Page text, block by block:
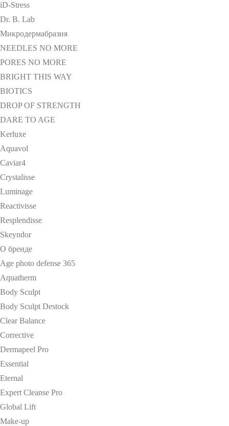
iD-Stress
Dr. B. Lab
Микродермабразия
NEEDLES NO MORE
PORES NO MORE
BRIGHT THIS WAY
BIOTICS
DROP OF STRENGTH
DARE TO AGE
Kerluxe
Aquavol
Caviar4
Crystalisse
Luminage
Reactivisse
Resplendisse
Skeyndor
О бренде
Age photo defense 365
Aquatherm
Body Sculpt
Body Sculpt Destock
Clear Balance
Corrective
Dermapeel Pro
Essential
Eternal
Expert Cleanse Pro
Global Lift
Make-up